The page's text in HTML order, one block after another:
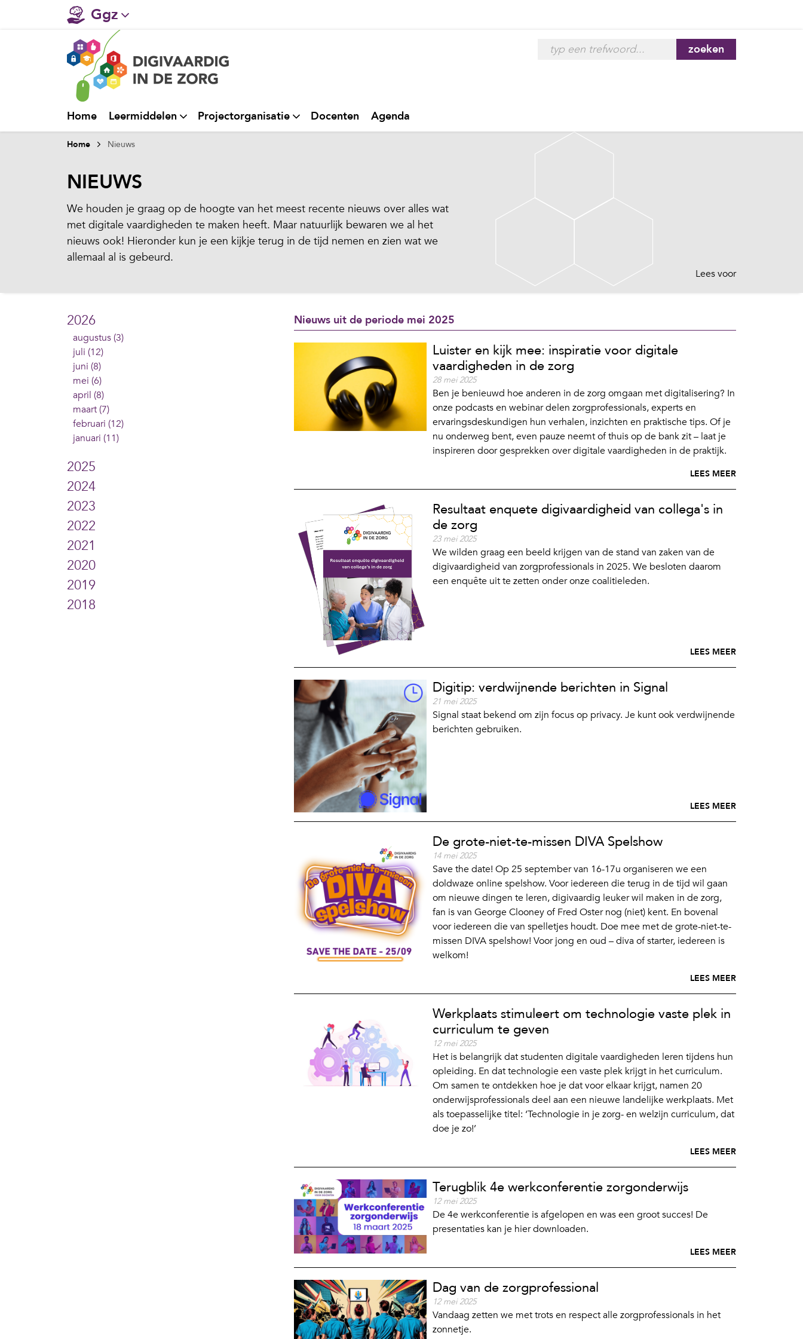
Ggz
Gehandicaptenzorg
Verpleeghuiszorg & Zorg thuis
Huisartsenzorg
zoeken
Home Leermiddelen Projectorganisatie Docenten Agenda
Home Nieuws
NIEUWS
We houden je graag op de hoogte van het meest recente nieuws over alles wat
met digitale vaardigheden te maken heeft. Maar natuurlijk bewaren we al het
nieuws ook! Hieronder kun je een kijkje terug in de tijd nemen en zien wat we
allemaal al is gebeurd.
Lees voor
2026
augustus (3)
juli (12)
juni (8)
mei (6)
april (8)
maart (7)
februari (12)
januari (11)
2025
2024
2023
2022
2021
2020
2019
2018
Nieuws uit de periode mei 2025
Luister en kijk mee: inspiratie voor digitale
vaardigheden in de zorg
28 mei 2025
Ben je benieuwd hoe anderen in de zorg omgaan met digitalisering? In
onze podcasts en webinar delen zorgprofessionals, experts en
ervaringsdeskundigen hun verhalen, inzichten en praktische tips. Of je
nu onderweg bent, even pauze neemt of thuis op de bank zit – laat je
inspireren door gesprekken over digitale vaardigheden in de praktijk.
LEES MEER
Resultaat enquete digivaardigheid van collega's in
de zorg
23 mei 2025
We wilden graag een beeld krijgen van de stand van zaken van de
digivaardigheid van zorgprofessionals in 2025. We besloten daarom
een enquête uit te zetten onder onze coalitieleden.
LEES MEER
Digitip: verdwijnende berichten in Signal
21 mei 2025
Signal staat bekend om zijn focus op privacy. Je kunt ook verdwijnende
berichten gebruiken.
LEES MEER
De grote-niet-te-missen DIVA Spelshow
14 mei 2025
Save the date! Op 25 september van 16-17u organiseren we een
doldwaze online spelshow. Voor iedereen die terug in de tijd wil gaan
om nieuwe dingen te leren, digivaardig leuker wil maken in de zorg,
fan is van George Clooney of Fred Oster nog (niet) kent. En bovenal
voor iedereen die van spelletjes houdt. Doe mee met de grote-niet-te-
missen DIVA spelshow! Voor jong en oud – diva of starter, iedereen is
welkom!
LEES MEER
Werkplaats stimuleert om technologie vaste plek in
curriculum te geven
12 mei 2025
Het is belangrijk dat studenten digitale vaardigheden leren tijdens hun
opleiding. En dat technologie een vaste plek krijgt in het curriculum.
Om samen te ontdekken hoe je dat voor elkaar krijgt, namen 20
onderwijsprofessionals deel aan een nieuwe landelijke werkplaats. Met
als toepasselijke titel: ‘Technologie in je zorg- en welzijn curriculum, dat
doe je zo!’
LEES MEER
Terugblik 4e werkconferentie zorgonderwijs
12 mei 2025
De 4e werkconferentie is afgelopen en was een groot succes! De
presentaties kan je hier downloaden.
LEES MEER
Dag van de zorgprofessional
12 mei 2025
Vandaag zetten we met trots en respect alle zorgprofessionals in het
zonnetje.